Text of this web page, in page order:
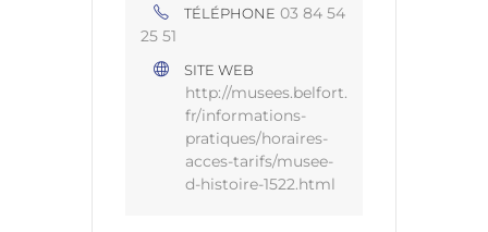
TÉLÉPHONE 03 84 54
25 51
SITE WEB
http://musees.belfort.
fr/informations-
pratiques/horaires-
acces-tarifs/musee-
d-histoire-1522.html